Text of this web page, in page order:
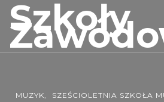
Szkoły
MUZYK SZEŚCIOLETNIA SZKOŁA